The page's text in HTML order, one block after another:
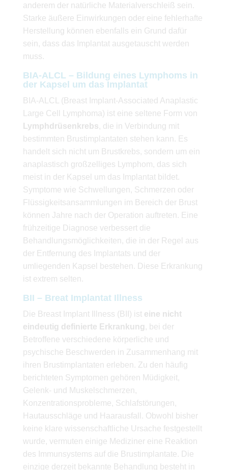
anderem der natürliche Materialverschleiß sein.
Starke äußere Einwirkungen oder eine fehlerhafte
Herstellung können ebenfalls ein Grund dafür
sein, dass das Implantat ausgetauscht werden
muss.
BIA-ALCL – Bildung eines Lymphoms in
der Kapsel um das Implantat
BIA-ALCL (Breast Implant-Associated Anaplastic
Large Cell Lymphoma) ist eine seltene Form von
Lymphdrüsenkrebs, die in Verbindung mit
bestimmten Brustimplantaten stehen kann. Es
handelt sich nicht um Brustkrebs, sondern um ein
anaplastisch großzelliges Lymphom, das sich
meist in der Kapsel um das Implantat bildet.
Symptome wie Schwellungen, Schmerzen oder
Flüssigkeitsansammlungen im Bereich der Brust
können Jahre nach der Operation auftreten. Eine
frühzeitige Diagnose verbessert die
Behandlungsmöglichkeiten, die in der Regel aus
der Entfernung des Implantats und der
umliegenden Kapsel bestehen. Diese Erkrankung
ist extrem selten.
BII – Breat Implantat Illness
Die Breast Implant Illness (BII) ist eine nicht
eindeutig definierte Erkrankung , bei der
Betroffene verschiedene körperliche und
psychische Beschwerden in Zusammenhang mit
ihren Brustimplantaten erleben. Zu den häufig
berichteten Symptomen gehören Müdigkeit,
Gelenk- und Muskelschmerzen,
Konzentrationsprobleme, Schlafstörungen,
Hautausschläge und Haarausfall. Obwohl bisher
keine klare wissenschaftliche Ursache festgestellt
wurde, vermuten einige Mediziner eine Reaktion
des Immunsystems auf die Brustimplantate. Die
einzige derzeit bekannte Behandlung besteht in